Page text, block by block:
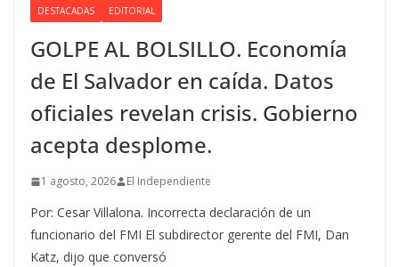
DESTACADAS EDITORIAL
GOLPE AL BOLSILLO. Economía
de El Salvador en caída. Datos
oficiales revelan crisis. Gobierno
acepta desplome.
1 agosto, 2026 El Independiente
Por: Cesar Villalona. Incorrecta declaración de un
funcionario del FMI El subdirector gerente del FMI, Dan
Katz, dijo que conversó